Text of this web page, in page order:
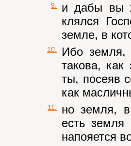
9.
и дабы вы
клялся
земле, в
10.
Ибо земля,
такова,
ты, посеяв
как
11.
но земля,
есть земля
напояется